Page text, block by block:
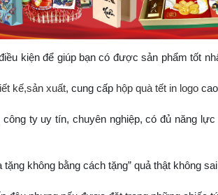
kiện để giúp bạn có được sản phẩm tốt
kế,sản xuất, cung cấp hộp quà tết in logocao
ty uy tín, chuyên nghiệp, có đủ năng
không bằng cách tặng” quả thật không